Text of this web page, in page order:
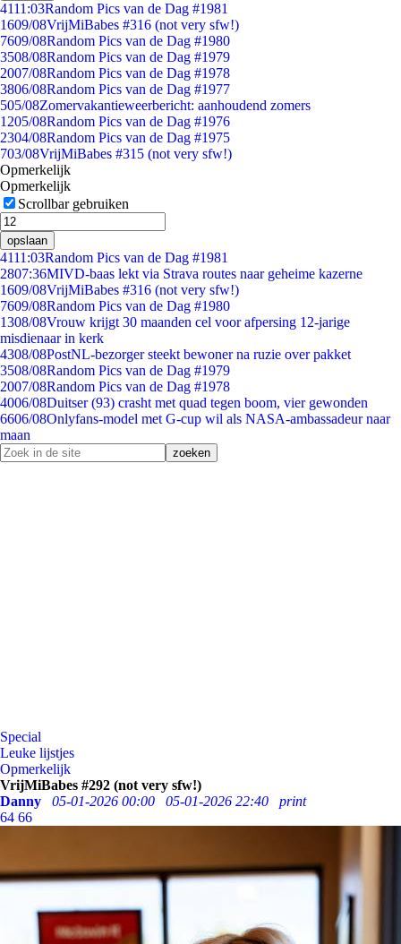
4111:03Random Pics van de Dag #1981
1609/08VrijMiBabes #316 (not very sfw!)
7609/08Random Pics van de Dag #1980
3508/08Random Pics van de Dag #1979
2007/08Random Pics van de Dag #1978
3806/08Random Pics van de Dag #1977
505/08Zomervakantieweerbericht: aanhoudend zomers
1205/08Random Pics van de Dag #1976
2304/08Random Pics van de Dag #1975
703/08VrijMiBabes #315 (not very sfw!)
Opmerkelijk
Opmerkelijk
Scrollbar gebruiken
opslaan
4111:03Random Pics van de Dag #1981
2807:36MIVD-baas lekt via Strava routes naar geheime kazerne
1609/08VrijMiBabes #316 (not very sfw!)
7609/08Random Pics van de Dag #1980
1308/08Vrouw krijgt 30 maanden cel voor afpersing 12-jarige
misdienaar in kerk
4308/08PostNL-bezorger steekt bewoner na ruzie over pakket
3508/08Random Pics van de Dag #1979
2007/08Random Pics van de Dag #1978
4006/08Duitser (93) crasht met quad tegen boom, vier gewonden
6606/08Onlyfans-model met G-cup wil als NASA-ambassadeur naar
maan
Special
Leuke lijstjes
Opmerkelijk
VrijMiBabes #292 (not very sfw!)
Danny
05-01-2026 00:00 05-01-2026 22:40
print
64 66